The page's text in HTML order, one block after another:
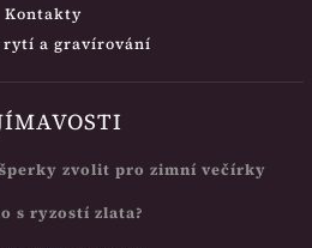
Kontakty
rytí a gravírování
šperky zvolit pro zimní večírky
s ryzostí zlata?